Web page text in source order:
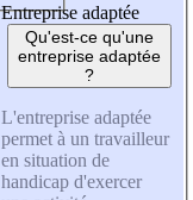
Entreprise adaptée
Qu'est-ce qu'une
entreprise adaptée
?
L'entreprise adaptée
permet à un travailleur
en situation de
handicap d'exercer